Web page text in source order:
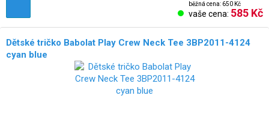
běžná cena: 650 Kč
vaše cena: 585 Kč
Dětské tričko Babolat Play Crew Neck Tee 3BP2011-4124
cyan blue